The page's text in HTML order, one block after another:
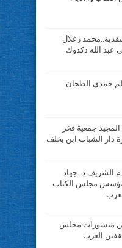
زغلال
عبد الله دكدوك
حمدي الطحان
جمعية فخر
دار الشباب ابن يخلف
الشريف د- جهاد
مجلس الكتاب
منشورات مجلس
العرب